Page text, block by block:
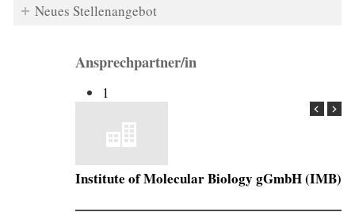
Neues Stellenangebot
Ansprechpartner/in
1
Institute of Molecular Biology gGmbH (IMB)